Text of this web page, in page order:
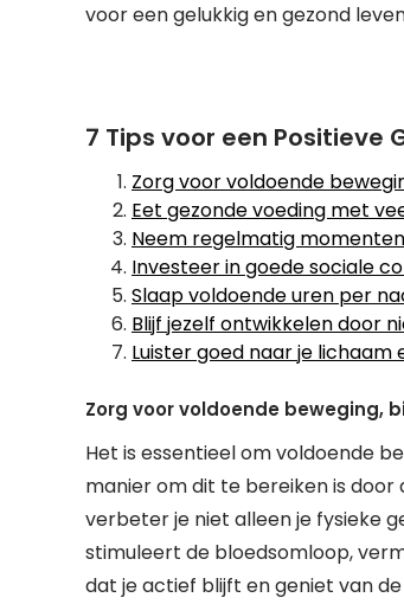
voor een gelukkig en gezond
7 Tips voor een Positieve
Zorg voor voldoende
Eet gezonde voeding met
Neem regelmatig
Investeer in goede sociale
Slaap voldoende uren per
Blijf jezelf ontwikkelen door
Luister goed naar je lichaam
Zorg voor voldoende beweging,
Het is essentieel om voldoende
manier om dit te bereiken is door
verbeter je niet alleen je fysieke
stimuleert de bloedsomloop,
dat je actief blijft en geniet van